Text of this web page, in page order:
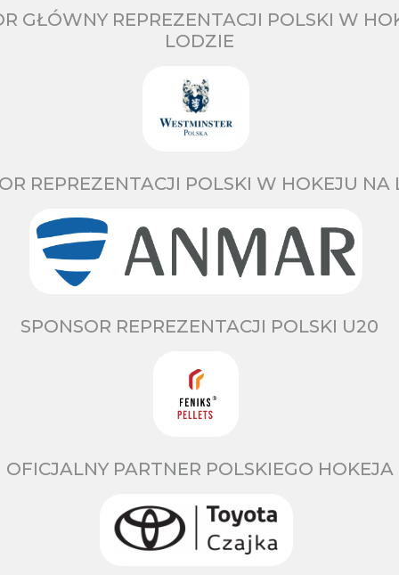
GŁÓWNY REPREZENTACJI POLSKI W
LODZIE
REPREZENTACJI POLSKI W HOKEJU NA
SPONSOR REPREZENTACJI POLSKI U20
OFICJALNY PARTNER POLSKIEGO HOKEJA